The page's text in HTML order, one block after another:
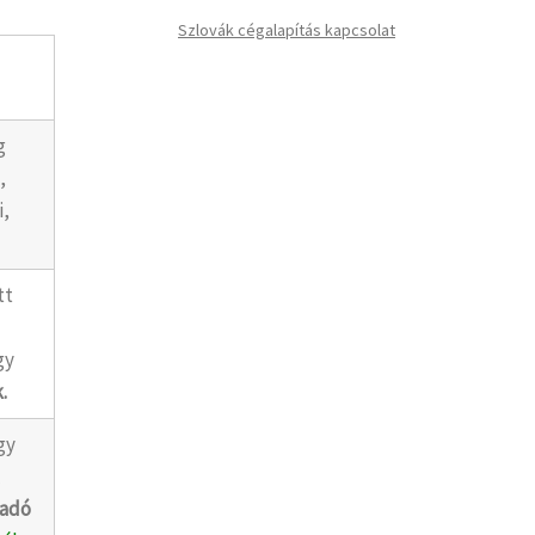
Szlovák cégalapítás kapcsolat